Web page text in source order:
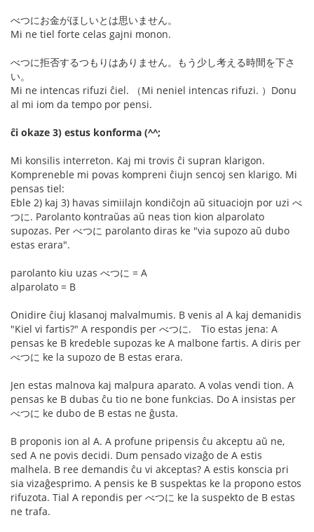
べつにお金がほしいとは思いません。
Mi ne tiel forte celas gajni monon.
べつに拒否するつもりはありません。もう少し考える時間を下さ
い。
Mi ne intencas rifuzi ĉiel. （Mi neniel intencas rifuzi. ）Donu
al mi iom da tempo por pensi.
ĉi okaze 3) estus konforma (^^;
Mi konsilis interreton. Kaj mi trovis ĉi supran klarigon.
Kompreneble mi povas kompreni ĉiujn sencoj sen klarigo. Mi
pensas tiel:
Eble 2) kaj 3) havas simiilajn kondiĉojn aŭ situaciojn por uzi べ
つに. Parolanto kontraŭas aŭ neas tion kion alparolato
supozas. Per べつに parolanto diras ke "via supozo aŭ dubo
estas erara".
parolanto kiu uzas べつに = A
alparolato = B
Onidire ĉiuj klasanoj malvalmumis. B venis al A kaj demanidis
"Kiel vi fartis?" A respondis per べつに. Tio estas jena: A
pensas ke B kredeble supozas ke A malbone fartis. A diris per
べつに ke la supozo de B estas erara.
Jen estas malnova kaj malpura aparato. A volas vendi tion. A
pensas ke B dubas ĉu tio ne bone funkcias. Do A insistas per
べつに ke dubo de B estas ne ĝusta.
B proponis ion al A. A profune pripensis ĉu akceptu aŭ ne,
sed A ne povis decidi. Dum pensado vizaĝo de A estis
malhela. B ree demandis ĉu vi akceptas? A estis konscia pri
sia vizaĝesprimo. A pensis ke B suspektas ke la propono estos
rifuzota. Tial A repondis per べつに ke la suspekto de B estas
ne trafa.